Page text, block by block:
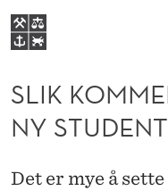
S
L
K
K
O
O
V
E
D
VIDEREUTDANNING
BIBLIOTEKET
Ø
K
N
E
S
T
SLIK
NY STUDENT
Det er mye å